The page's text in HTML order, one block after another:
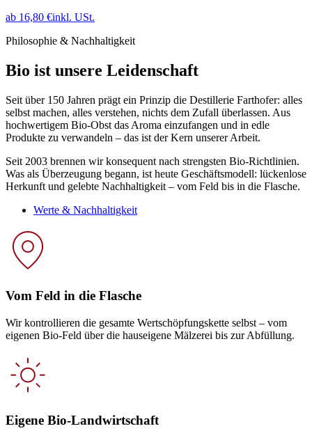
ab 16,80 €inkl. USt.
Philosophie & Nachhaltigkeit
Bio ist unsere Leidenschaft
Seit über 150 Jahren prägt ein Prinzip die Destillerie Farthofer: alles
selbst machen, alles verstehen, nichts dem Zufall überlassen. Aus
hochwertigem Bio-Obst das Aroma einzufangen und in edle
Produkte zu verwandeln – das ist der Kern unserer Arbeit.
Seit 2003 brennen wir konsequent nach strengsten Bio-Richtlinien.
Was als Überzeugung begann, ist heute Geschäftsmodell: lückenlose
Herkunft und gelebte Nachhaltigkeit – vom Feld bis in die Flasche.
Werte & Nachhaltigkeit
Vom Feld in die Flasche
Wir kontrollieren die gesamte Wertschöpfungskette selbst – vom
eigenen Bio-Feld über die hauseigene Mälzerei bis zur Abfüllung.
Eigene Bio-Landwirtschaft